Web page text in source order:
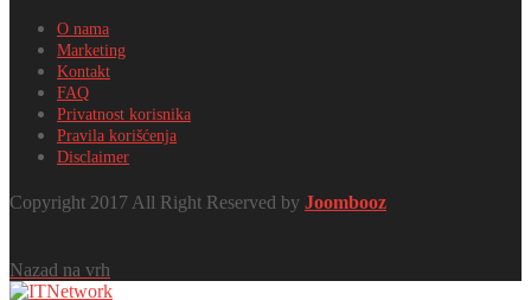
O nama
Marketing
Kontakt
FAQ
Privatnost korisnika
Pravila korišćenja
Disclaimer
Copyright 2017 All Right Reserved by Joombooz
Nazad na vrh